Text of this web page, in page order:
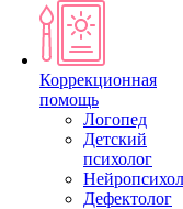
Коррекционная
помощь
Логопед
Детский
психолог
Дефектолог